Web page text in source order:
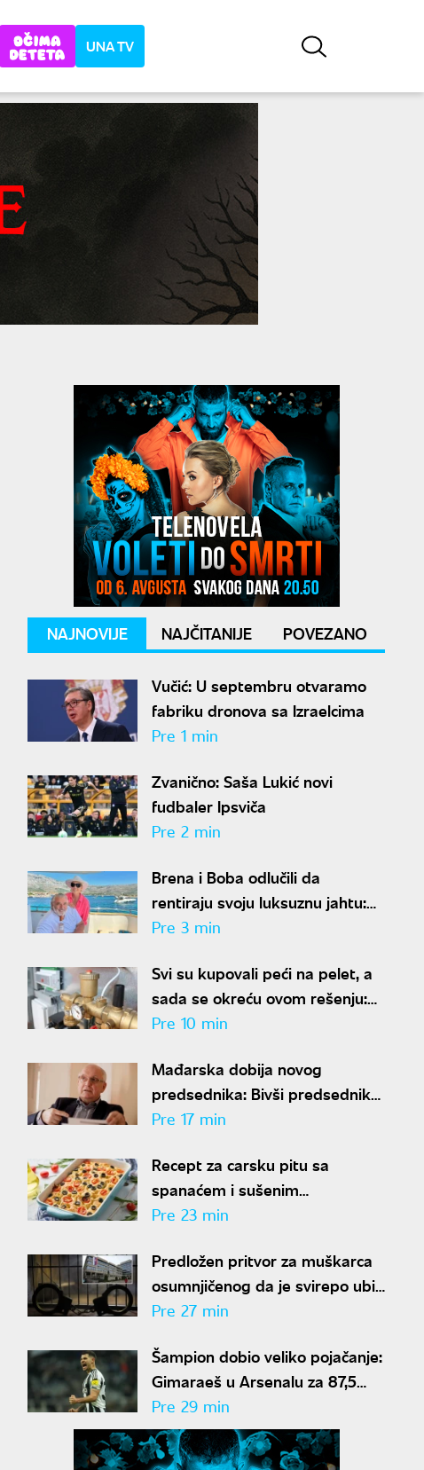
UNA TV
NAJNOVIJE NAJČITANIJE POVEZANO
Vučić: U septembru otvaramo
fabriku dronova sa Izraelcima
Pre 1 min
Zvanično: Saša Lukić novi
fudbaler Ipsviča
Pre 2 min
Brena i Boba odlučili da
rentiraju svoju luksuznu jahtu:
Od cene po sezoni zavrteće
Pre 3 min
Svi su kupovali peći na pelet, a
sada se okreću ovom rešenju:
Nema pepela ni svakodnevnog
Pre 10 min
Mađarska dobija novog
predsednika: Bivši predsednik
vrhovnog suda predložen za
Pre 17 min
Recept za carsku pitu sa
spanaćem i sušenim
paradajzom: Doručak ili večera -
Pre 23 min
Predložen pritvor za muškarca
osumnjičenog da je svirepo ubio
majku na Novom Beogradu
Pre 27 min
Šampion dobio veliko pojačanje:
Gimaraeš u Arsenalu za 87,5
miliona evra
Pre 29 min